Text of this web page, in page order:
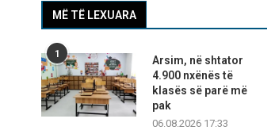
MË TË LEXUARA
1
Arsim, në shtator
4.900 nxënës të
klasës së parë më
pak
06.08.2026 17:33